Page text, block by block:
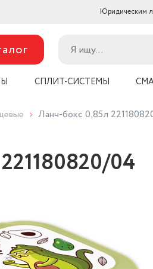
Юридическим
СПЛИТ-СИСТЕМЫ
Ланч-бокс 0,85л
04